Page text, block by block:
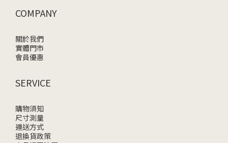
COMPANY
關於我們
實體門市
會員優惠
SERVICE
購物須知
尺寸測量
運送方式
退換貨政策